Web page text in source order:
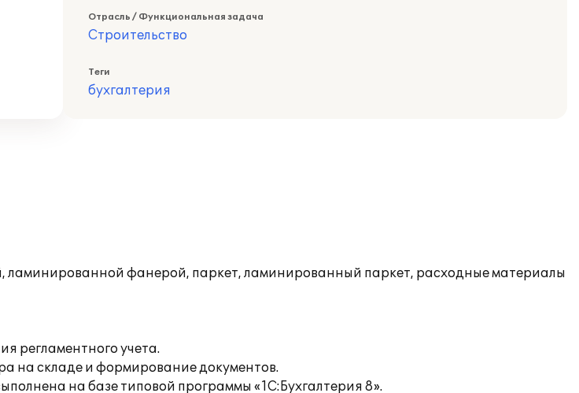
Отрасль / Функциональная задача
Строительство
Теги
бухгалтерия
ламинированной фанерой, паркет, ламинированный паркет, расходные материалы
регламентного учета.
на складе и формирование документов.
на базе типовой программы «1С:Бухгалтерия 8».